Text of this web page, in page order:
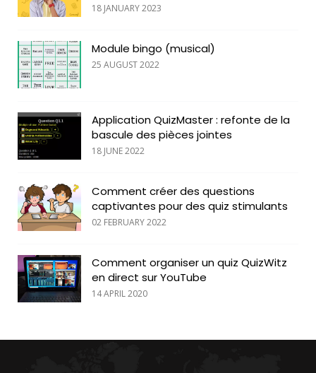
18 JANUARY 2023
Module bingo (musical)
25 AUGUST 2022
Application QuizMaster : refonte de la
bascule des pièces jointes
18 JUNE 2022
Comment créer des questions
captivantes pour des quiz stimulants
02 FEBRUARY 2022
Comment organiser un quiz QuizWitz
en direct sur YouTube
14 APRIL 2020